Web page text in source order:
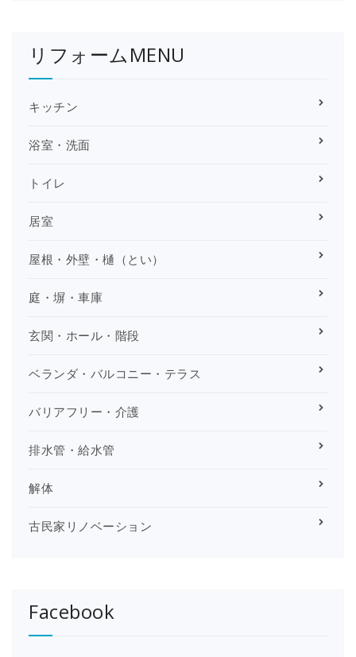
リフォームMENU
キッチン
浴室・洗面
トイレ
居室
屋根・外壁・樋（とい）
庭・塀・車庫
玄関・ホール・階段
ベランダ・バルコニー・テラス
バリアフリー・介護
排水管・給水管
解体
古民家リノベーション
Facebook